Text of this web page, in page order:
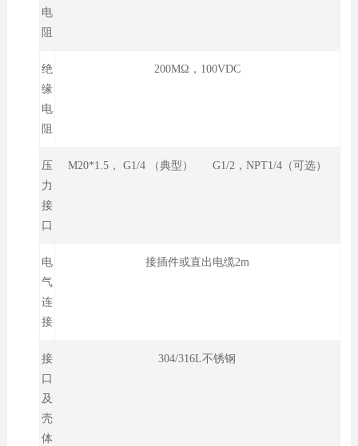
电
阻
绝
缘
电
阻
200MΩ，100VDC
压
力
接
口
M20*1.5， G1/4 （典型） G1/2，NPT1/4（可选）
电
气
连
接
接插件或直出电缆2m
接
口
及
壳
体
304/316L不锈钢